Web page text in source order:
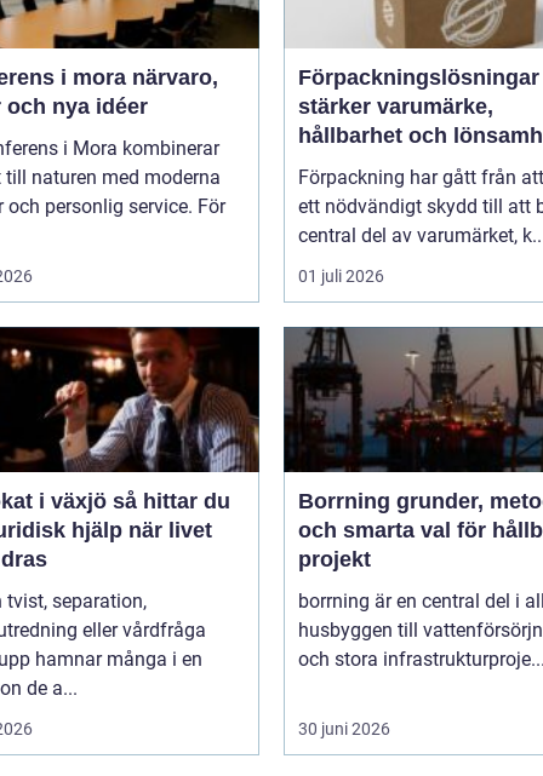
i mora närvaro,
och nya idéer
i Mora kombinerar
till naturen med moderna
och personlig service. För
stärker varumärke,
hållbarhet och
Förpackning har gått från
ett nödvändigt skydd till att
central del av varumärket,
01 juli 2026
växjö så hittar du
hjälp när livet
tvist, separation,
eller vårdfråga
hamnar många i en
de a...
Borrning grunder, metoder
och smarta val för
projekt
borrning är en central del i
husbyggen till
och stora
30 juni 2026